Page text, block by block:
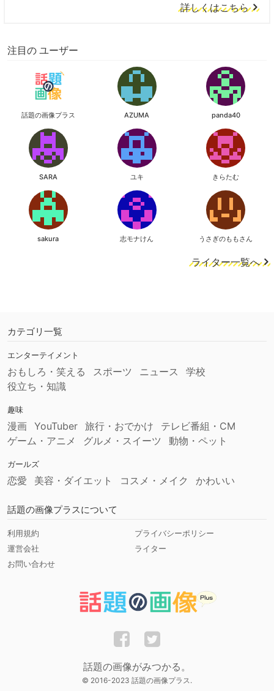
詳しくはこちら
注目の ユーザー
話題の画像プラス AZUMA panda40
SARA ユキ きらたむ
sakura 志モナけん うさぎのももさん
ライター一覧へ
カテゴリ一覧
エンターテイメント
おもしろ・笑える スポーツ ニュース
学校
役立ち・知識
趣味
漫画 YouTuber 旅行・おでかけ
テレビ番組・CM
ゲーム・アニメ
グルメ・スイーツ 動物・ペット
ガールズ
恋愛 美容・ダイエット コスメ・メイク かわいい
話題の画像プラスについて
利用規約
プライバシーポリシー
運営会社
ライター
お問い合わせ
話題の画像がみつかる。
© 2016-2023 話題の画像プラス.